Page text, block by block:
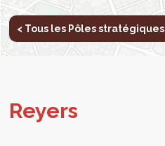
< Tous les Pôles stratégiques
Reyers